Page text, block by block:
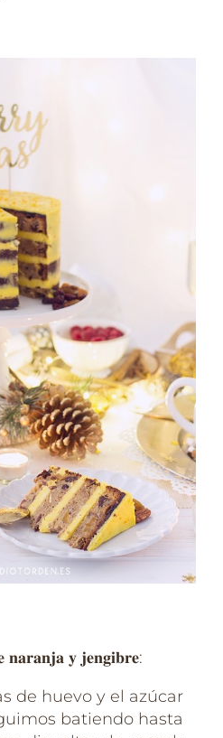
𝐲 𝐣𝐞𝐧𝐠𝐢𝐛𝐫𝐞:
de huevo y el azúcar
batiendo hasta